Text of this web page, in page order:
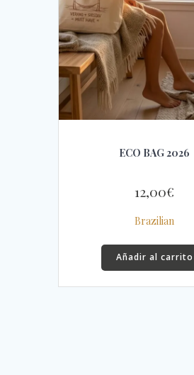
ECO BAG 2026
12,00€
Brazilian
Añadir al carrito